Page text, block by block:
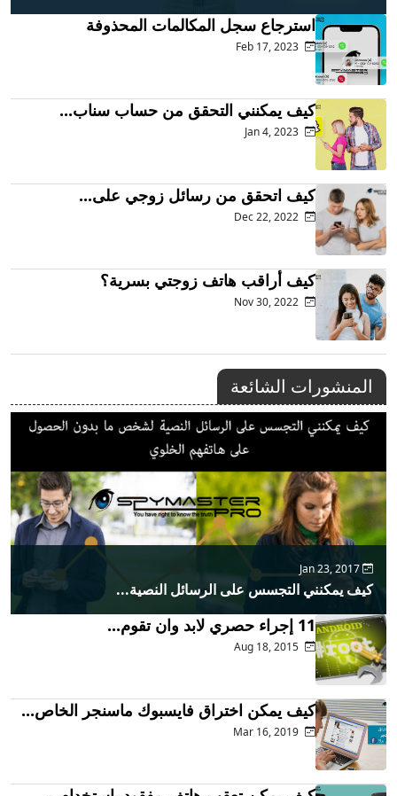
استرجاع سجل المكالمات المحذوفة
كيف يمكنني التحقق من حساب سناب...
كيف اتحقق من رسائل زوجي على...
كيف أراقب هاتف زوجتي بسرية؟
المنشورات الشائعة
كيف يمكنني التجسس على الرسائل النصية...
11 إجراء حصري لابد وان تقوم...
كيف يمكن اختراق فايسبوك ماسنجر الخاص...